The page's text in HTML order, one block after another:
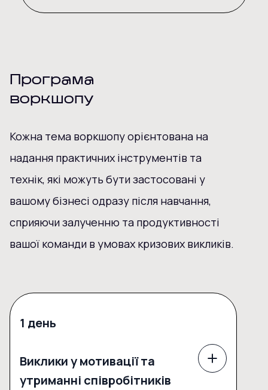
Програма
воркшопу
Кожна тема воркшопу орієнтована на
надання практичних інструментів та
технік, які можуть бути застосовані у
вашому бізнесі одразу після навчання,
сприяючи залученню та продуктивності
вашої команди в умовах кризових викликів.
1 день
Виклики у мотивації та
утриманні співробітників